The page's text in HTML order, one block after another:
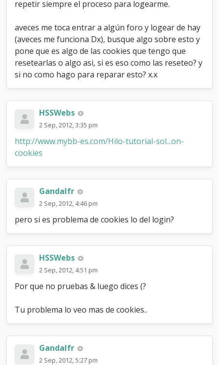
r
_
.
repetir siempre el proceso para logearme.
aveces me toca entrar a algún foro y logear de hay
(aveces me funciona Dx), busque algo sobre esto y
pone que es algo de las cookies que tengo que
resetearlas o algo asi, si es eso como las reseteo? y
si no como hago para reparar esto? x.x
HSSWebs
2 Sep, 2012, 3:35 pm
http://www.mybb-es.com/Hilo-tutorial-sol...on-
cookies
Gandalfr
2 Sep, 2012, 4:46 pm
pero si es problema de cookies lo del login?
HSSWebs
2 Sep, 2012, 4:51 pm
Por que no pruebas & luego dices (?
Tu problema lo veo mas de cookies..
Gandalfr
2 Sep, 2012, 5:27 pm